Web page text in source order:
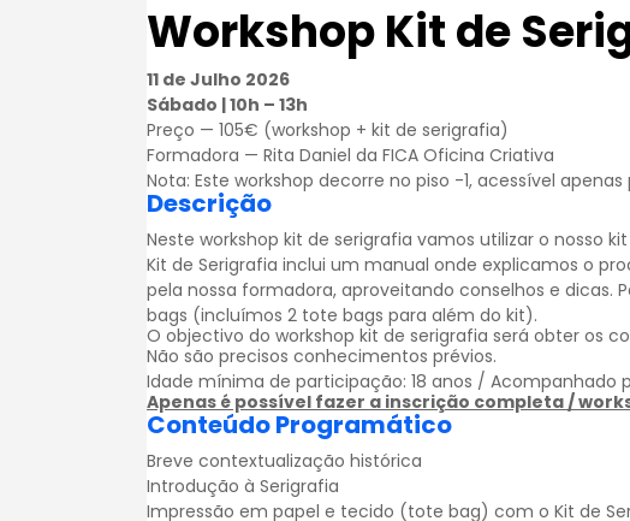
Workshop Kit de
11 de Julho 2026
Sábado | 10h – 13h
Preço — 105€ (workshop + kit de serigrafia)
Formadora — Rita Daniel da FICA Oficina Criativa
Nota: Este workshop decorre no piso -1, acessível apenas
Descrição
Neste workshop kit de serigrafia vamos utilizar o nosso
Kit de Serigrafia inclui um manual onde explicamos o
pela nossa formadora, aproveitando conselhos e
bags (incluímos 2 tote bags para além do kit).
O objectivo do workshop kit de serigrafia será obter os
Não são precisos conhecimentos prévios.
Idade mínima de participação: 18 anos / Acompanhado
Apenas é possível fazer a inscrição completa /
Conteúdo Programático
Breve contextualização histórica
Introdução à Serigrafia
Impressão em papel e tecido (tote bag) com o Kit de